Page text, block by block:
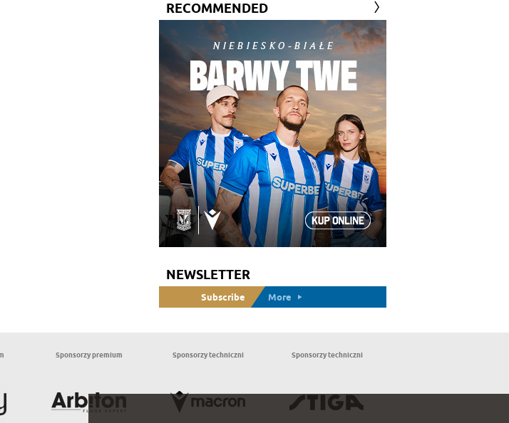
RECOMMENDED
NEWSLETTER
Subscribe More
Sponsorzy premium Sponsorzy techniczni Sponsorzy techniczni